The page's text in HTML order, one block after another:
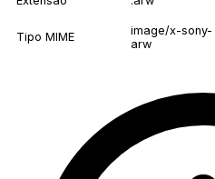
Tipo MIME
image/x-sony-
arw